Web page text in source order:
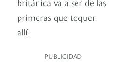
primeras que toquen
allí.
PUBLICIDAD